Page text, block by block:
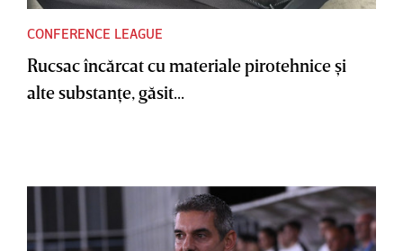
CONFERENCE LEAGUE
Rucsac încărcat cu materiale pirotehnice şi
alte substanţe, găsit...